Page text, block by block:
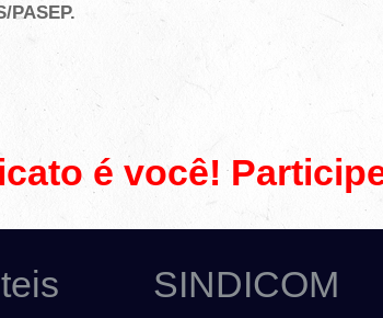
PASEP.
é você!
SINDICOM